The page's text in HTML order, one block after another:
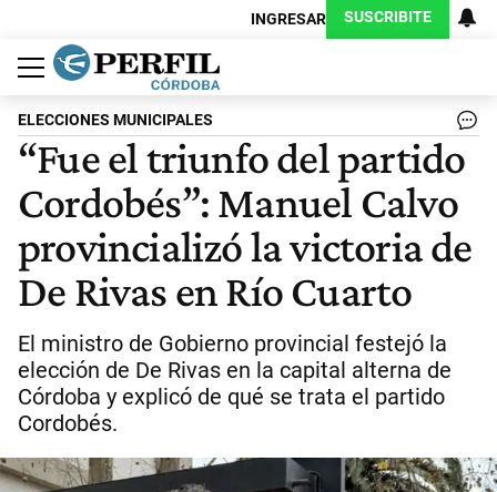
INGRESAR SUSCRIBITE
Política
Economía
Judiciales
Sociedad
Cultura
Espectáculos
Deportes
Protagonistas
ELECCIONES MUNICIPALES
“Fue el triunfo del partido
Cordobés”: Manuel Calvo
provincializó la victoria de
De Rivas en Río Cuarto
El ministro de Gobierno provincial festejó la
elección de De Rivas en la capital alterna de
Córdoba y explicó de qué se trata el partido
Cordobés.